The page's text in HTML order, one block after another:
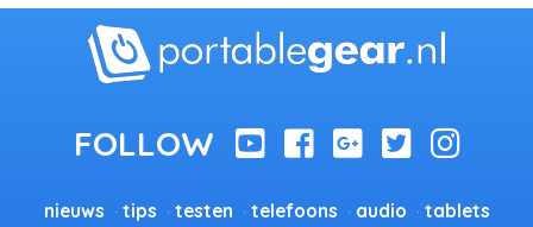
nieuws tips testen telefoons audio
tablets